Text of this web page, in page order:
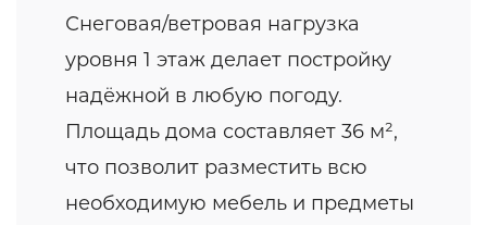
Снеговая/ветровая нагрузка
уровня 1 этаж делает постройку
надёжной в любую погоду.
Площадь дома составляет 36 м²,
что позволит разместить всю
необходимую мебель и предметы